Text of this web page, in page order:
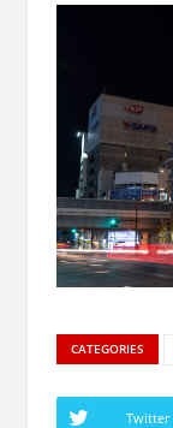
CATEGORIES
Twitter